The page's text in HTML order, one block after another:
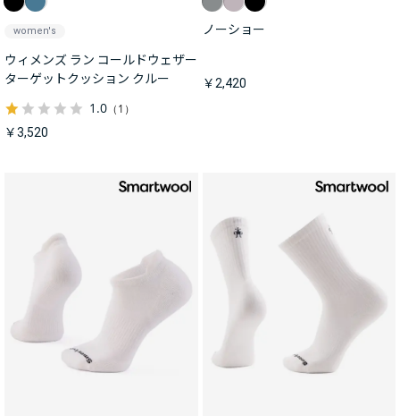
women's
ウィメンズ ラン コールドウェザー
ターゲットクッション クルー
1.0 （1）
￥3,520
ノーショー
￥2,420